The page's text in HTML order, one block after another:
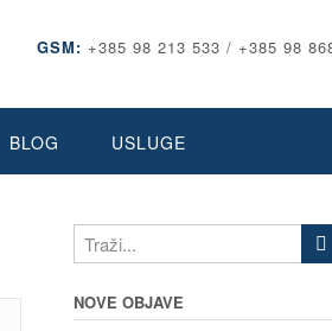
GSM: +385 98 213 533 / +385 98
BLOG USLUGE
NOVE OBJAVE